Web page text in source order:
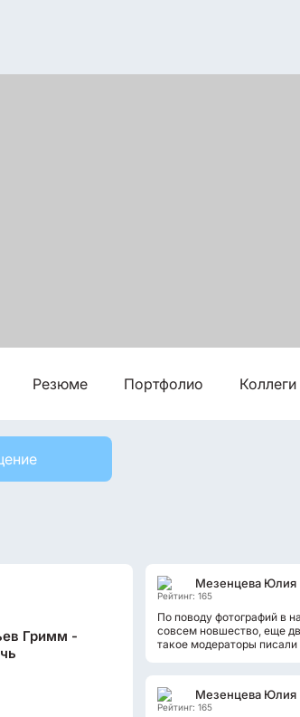
Резюме Портфолио Коллеги
Гримм -
Мезенцева Юлия
Рейтинг: 165
По поводу фотографий в
совсем новшество, еще
такое модераторы писали
Мезенцева Юлия
Рейтинг: 165